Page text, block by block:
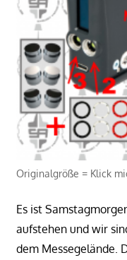
Originalgröße = Klick
Es ist
aufstehen und wir
dem Messegelände.